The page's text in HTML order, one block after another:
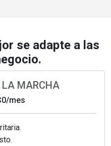
se adapte a las
LA MARCHA
/mes